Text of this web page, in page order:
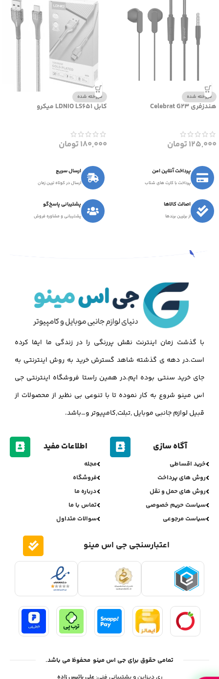
فروخته شده
هندزفری Celebrat G23
125,000تومان
فروخته شده
کابل LDNIO LS651 میکرو
180,000تومان
پرداخت آنلاین امن
پرداخت با کارت های شتاب
ارسال سریع
ارسال در کوتاه ترین زمان
اصالت کالاها
از برترین برندها
پشتیبانی پاسخ‌گو
پشتیبانی و مشاوره فروش
با گذشت زمان اینترنت نقش پررنگی را در زندگی ما ایفا کرده
است.در دهه ی گذشته شاهد گسترش خرید به روش اینترنتی به
جای خرید سنتی بوده ایم.در همین راستا فروشگاه اینترنتی جی
اس مینو شروع به کار نموده تا با تنوعی بی نظیر از محصولات از
قبیل لوازم جانبی موبایل ,تبلت,کامپیوتر و…باشد.
آگاه سازی
خرید اقساطی
روش های پرداخت
روش های حمل و نقل
سیاست حریم خصوصی
سیاست مرجوعی
اطلاعات مفید
مجله
فروشگاه
درباره ما
تماس با ما
سوالات متداول
اعتبارسنجی جی اس مینو
تمامی حقوق برای جی اس مینو محفوظ می باشد.
ری دیزاین و پشتیبانی فنی:علی بائیس زاده